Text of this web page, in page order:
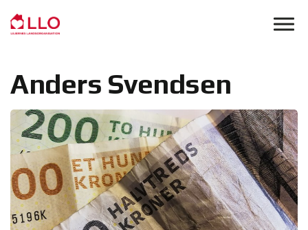
Anders Svendsen